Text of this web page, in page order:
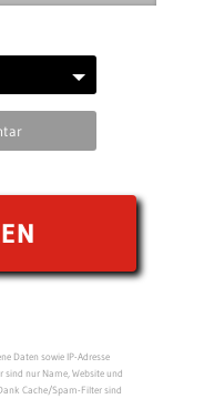
Daten sowie IP-Adresse
nur Name, Website und
Cache/Spam-Filter sind